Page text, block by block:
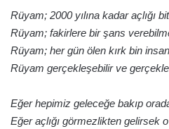
Rüyam; 2000 yılına kadar açlığı
Rüyam; fakirlere bir şans
Rüyam; her gün ölen kırk bin
Rüyam gerçekleşebilir ve
Eğer hepimiz geleceğe bakıp
Eğer açlığı görmezlikten gelirsek